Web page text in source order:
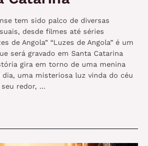
tem sido palco de diversas
desde filmes até séries
de Angola” “Luzes de Angola” é um
será gravado em Santa Catarina
gira em torno de uma menina
dia, uma misteriosa luz vinda do céu
redor, …